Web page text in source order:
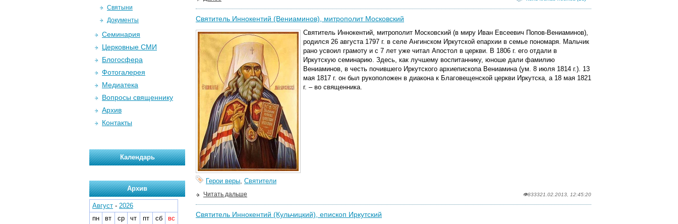
Святитель Иннокентий (Вениаминов), митрополит Московский
Святитель Иннокентий, митрополит Московский (в миру Иван Евсеевич Попов-Вениаминов),
родился 26 августа 1797 г. в селе Ангинском Иркутской епархии в семье пономаря. Мальчик
рано усвоил грамоту и с 7 лет уже читал Апостол в церкви. В 1806 г. его отдали в
Иркутскую семинарию. Здесь, как лучшему воспитаннику, юноше дали фамилию
Вениаминов, в честь почившего Иркутского архиепископа Вениамина (ум. 8 июля 1814 г.). 13
мая 1817 г. он был рукоположен в диакона к Благовещенской церкви Иркутска, а 18 мая 1821
г. – во священника.
Герои веры, Святители
👁833321.02.2013, 12:45:20
Читать дальше
Святитель Иннокентий (Кульчицкий), епископ Иркутский
Святыни
Документы
Семинария
Церковные СМИ
Блогосфера
Фотогалерея
Медиатека
Вопросы священнику
Архив
Контакты
Календарь
Архив
Август - 2026
пн
вт ср чт пт сб
вс